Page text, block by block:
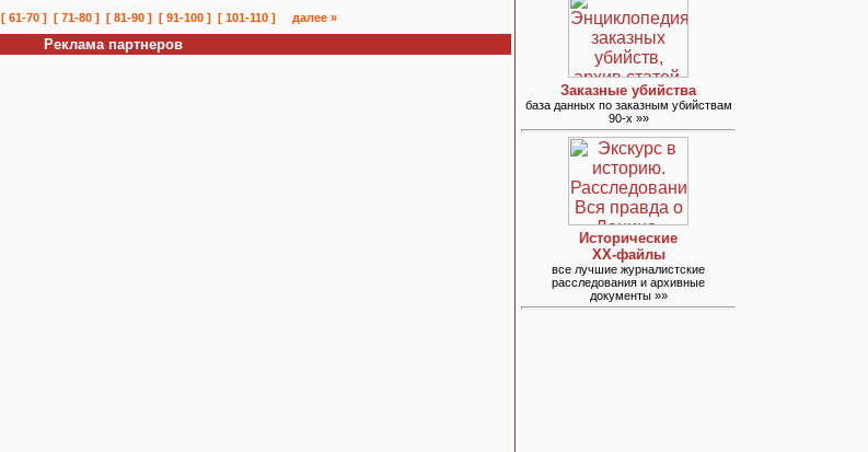
[ 61-70 ] [ 71-80 ] [ 81-90 ] [ 91-100 ] [ 101-110 ] далее »
Реклама партнеров
Заказные убийства
база данных по заказным убийствам
90-х »»
Исторические
ХХ-файлы
все лучшие журналистские
расследования и архивные
документы »»